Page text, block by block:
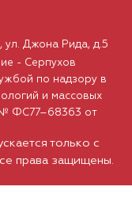
только с
права защищены.
ул. Джона Рида, д.5
- Серпухов
по надзору в
и массовых
№ ФС77–68363 от